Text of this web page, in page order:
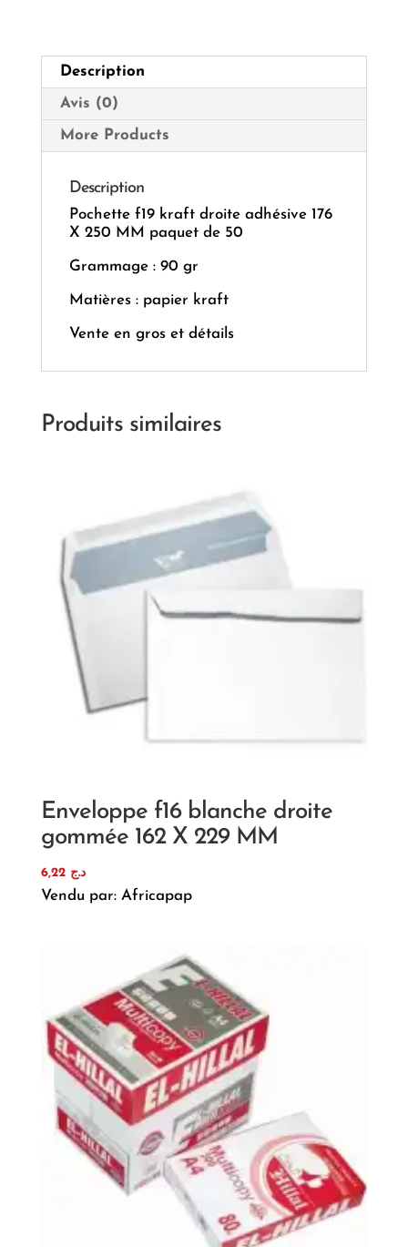
MM
paquet
Description
Avis (0)
More Products
Description
Pochette f19 kraft droite adhésive 176
X 250 MM paquet de 50
Grammage : 90 gr
Matières : papier kraft
Vente en gros et détails
Produits similaires
Enveloppe f16 blanche droite
gommée 162 X 229 MM
د.ج 6,22
Vendu par: Africapap